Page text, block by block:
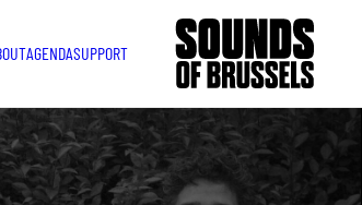
AGENDASUPPORT